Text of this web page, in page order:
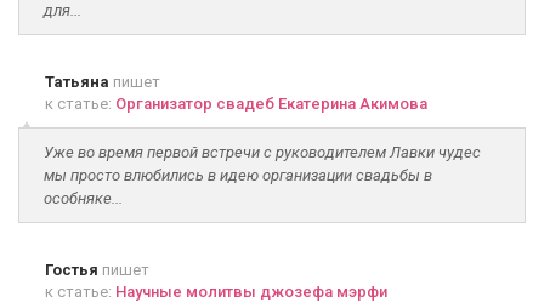
для...
Татьяна пишет
к статье: Организатор свадеб Екатерина Акимова
Уже во время первой встречи с руководителем Лавки чудес
мы просто влюбились в идею организации свадьбы в
особняке...
Гостья пишет
к статье: Научные молитвы джозефа мэрфи